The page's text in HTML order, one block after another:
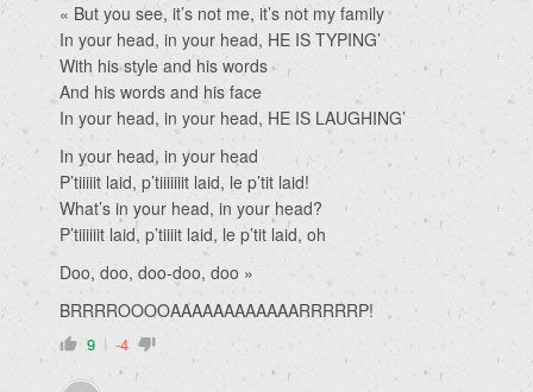
« But you see, it’s not me, it’s not my family
In your head, in your head, HE IS TYPING’
With his style and his words
And his words and his face
In your head, in your head, HE IS LAUGHING’
In your head, in your head
P’tiiiiit laid, p’tiiiiiiit laid, le p’tit laid!
What’s in your head, in your head?
P’tiiiiiit laid, p’tiiiit laid, le p’tit laid, oh
Doo, doo, doo-doo, doo »
BRRRROOOOAAAAAAAAAAAARRRRRP!
9 -4